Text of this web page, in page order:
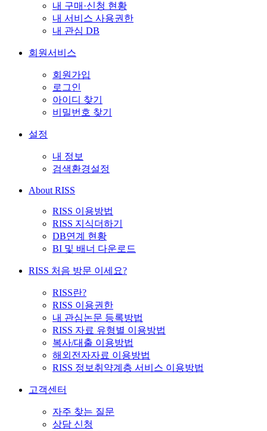
내 구매·신청 현황
내 서비스 사용권한
내 관심 DB
회원서비스
회원가입
로그인
아이디 찾기
비밀번호 찾기
설정
내 정보
검색환경설정
About RISS
RISS 이용방법
RISS 지식더하기
DB연계 현황
BI 및 배너 다운로드
RISS 처음 방문 이세요?
RISS란?
RISS 이용권한
내 관심논문 등록방법
RISS 자료 유형별 이용방법
복사/대출 이용방법
해외전자자료 이용방법
RISS 정보취약계층 서비스 이용방법
고객센터
자주 찾는 질문
상담 신청